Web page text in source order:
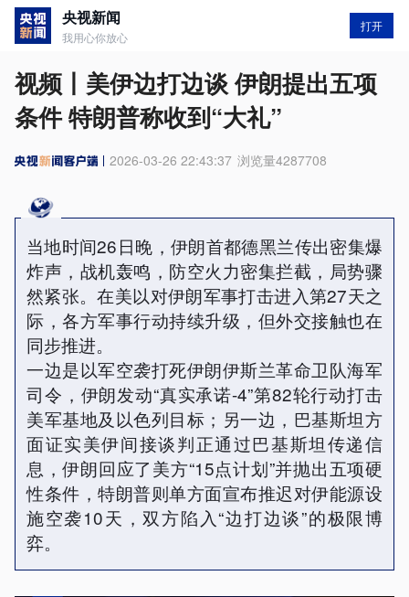
央视新闻
我用心你放心
打开
视频丨美伊边打边谈 伊朗提出五项
条件 特朗普称收到“大礼”
2026-03-26 22:43:37 浏览量4287708
当地时间26日晚，伊朗首都德黑兰传出密集爆
炸声，战机轰鸣，防空火力密集拦截，局势骤
然紧张。在美以对伊朗军事打击进入第27天之
际，各方军事行动持续升级，但外交接触也在
同步推进。
一边是以军空袭打死伊朗伊斯兰革命卫队海军
司令，伊朗发动“真实承诺-4”第82轮行动打击
美军基地及以色列目标；另一边，巴基斯坦方
面证实美伊间接谈判正通过巴基斯坦传递信
息，伊朗回应了美方“15点计划”并抛出五项硬
性条件，特朗普则单方面宣布推迟对伊能源设
施空袭10天，双方陷入“边打边谈”的极限博
弈。